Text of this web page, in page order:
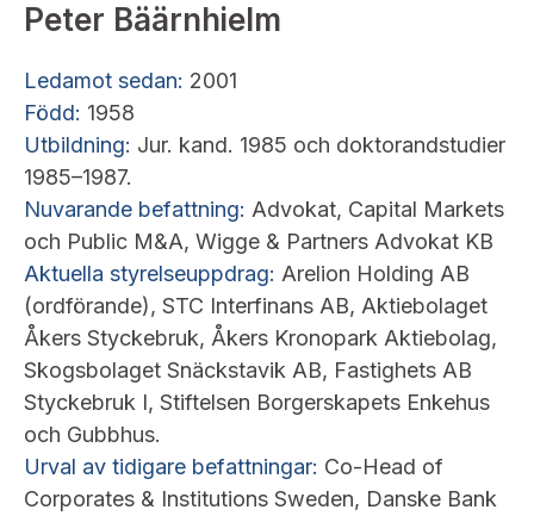
Peter Bäärnhielm
Ledamot sedan: 2001
Född: 1958
Utbildning: Jur. kand. 1985 och doktorandstudier
1985–1987.
Nuvarande befattning: Advokat, Capital Markets
och Public M&A, Wigge & Partners Advokat KB
Aktuella styrelseuppdrag: Arelion Holding AB
(ordförande), STC Interfinans AB, Aktiebolaget
Åkers Styckebruk, Åkers Kronopark Aktiebolag,
Skogsbolaget Snäckstavik AB, Fastighets AB
Styckebruk I, Stiftelsen Borgerskapets Enkehus
och Gubbhus.
Urval av tidigare befattningar: Co-Head of
Corporates & Institutions Sweden, Danske Bank